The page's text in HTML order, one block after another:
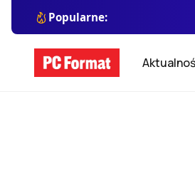
Popularne: